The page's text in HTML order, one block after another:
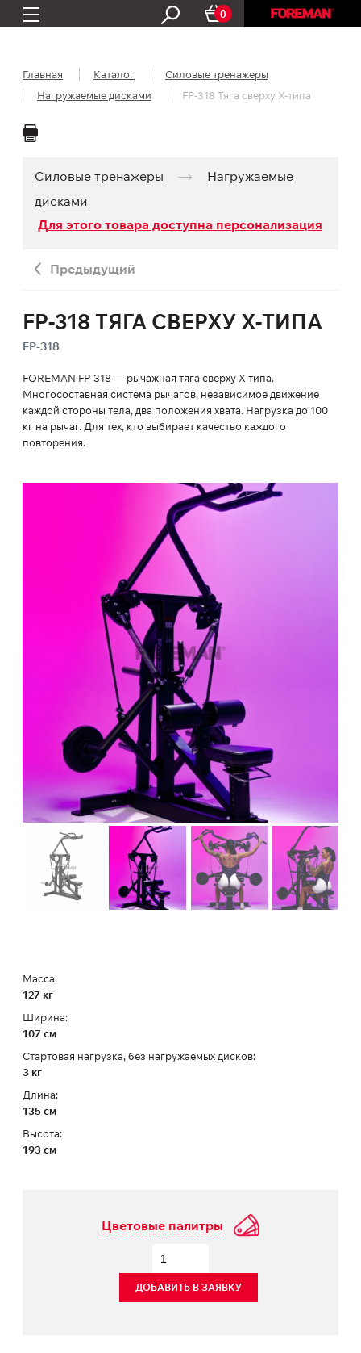
0
Главная Каталог
Силовые тренажеры
Нагружаемые дисками
FP-318 Тяга сверху X-типа
Силовые тренажеры
Нагружаемые
дисками
Для этого товара доступна персонализация
Предыдущий
FP-318 ТЯГА СВЕРХУ X-ТИПА
FP-318
FOREMAN FP-318 — рычажная тяга сверху X-типа.
Многосоставная система рычагов, независимое движение
каждой стороны тела, два положения хвата. Нагрузка до 100
кг на рычаг. Для тех, кто выбирает качество каждого
повторения.
Масса:
127 кг
Ширина:
107 см
Стартовая нагрузка, без нагружаемых дисков:
3 кг
Длина:
135 см
Высота:
193 см
Цветовые палитры
ДОБАВИТЬ В ЗАЯВКУ